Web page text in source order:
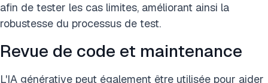
afin de tester les cas limites, améliorant ainsi la
robustesse du processus de test​.
Revue de code et maintenance
L'IA générative peut également être utilisée pour aider